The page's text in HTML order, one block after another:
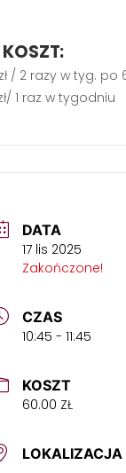
DATA
17 lis 2025
Zakończone!
CZAS
10:45 - 11:45
KOSZT
60.00 ZŁ
LOKALIZACJA
KOSZT:
/ 2 razy w tyg. po
1 raz w tygodniu